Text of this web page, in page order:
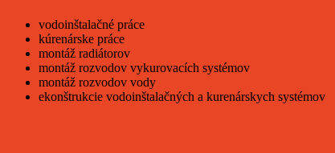
vodoinštalačné práce
kúrenárske práce
montáž radiátorov
montáž rozvodov vykurovacích systémov
montáž rozvodov vody
ekonštrukcie vodoinštalačných a kurenárskych systémov